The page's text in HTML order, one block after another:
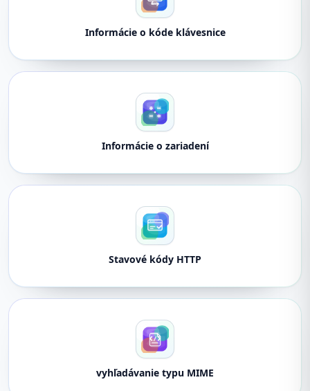
Informácie o kóde klávesnice
Informácie o zariadení
Stavové kódy HTTP
vyhľadávanie typu MIME